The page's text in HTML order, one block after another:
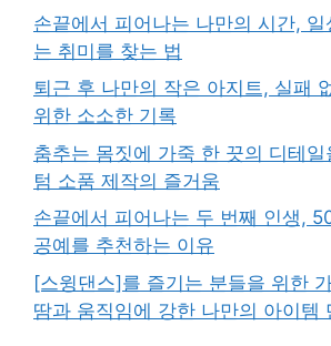
손끝에서 피어나는 나만의 시간, 일
는 취미를 찾는 법
퇴근 후 나만의 작은 아지트, 실패
위한 소소한 기록
춤추는 몸짓에 가죽 한 끗의 디테
텀 소품 제작의 즐거움
손끝에서 피어나는 두 번째 인생,
공예를 추천하는 이유
[스윙댄스]를 즐기는 분들을 위한
땀과 움직임에 강한 나만의 아이템